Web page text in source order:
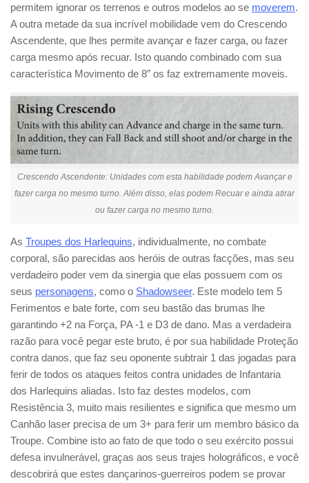
permitem ignorar os terrenos e outros modelos ao se moverem.
A outra metade da sua incrível mobilidade vem do Crescendo
Ascendente, que lhes permite avançar e fazer carga, ou fazer
carga mesmo após recuar. Isto quando combinado com sua
característica Movimento de 8″ os faz extremamente moveis.
Crescendo Ascendente: Unidades com esta habilidade podem Avançar e
fazer carga no mesmo turno. Além disso, elas podem Recuar e ainda atirar
ou fazer carga no mesmo turno.
As Troupes dos Harlequins, individualmente, no combate
corporal, são parecidas aos heróis de outras facções, mas seu
verdadeiro poder vem da sinergia que elas possuem com os
seus personagens, como o Shadowseer. Este modelo tem 5
Ferimentos e bate forte, com seu bastão das brumas lhe
garantindo +2 na Força, PA -1 e D3 de dano. Mas a verdadeira
razão para você pegar este bruto, é por sua habilidade Proteção
contra danos, que faz seu oponente subtrair 1 das jogadas para
ferir de todos os ataques feitos contra unidades de Infantaria
dos Harlequins aliadas. Isto faz destes modelos, com
Resistência 3, muito mais resilientes e significa que mesmo um
Canhão laser precisa de um 3+ para ferir um membro básico da
Troupe. Combine isto ao fato de que todo o seu exército possui
defesa invulnerável, graças aos seus trajes holográficos, e você
descobrirá que estes dançarinos-guerreiros podem se provar